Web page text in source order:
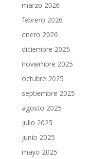
marzo 2026
febrero 2026
enero 2026
diciembre 2025
noviembre 2025
octubre 2025
septiembre 2025
agosto 2025
julio 2025
junio 2025
mayo 2025